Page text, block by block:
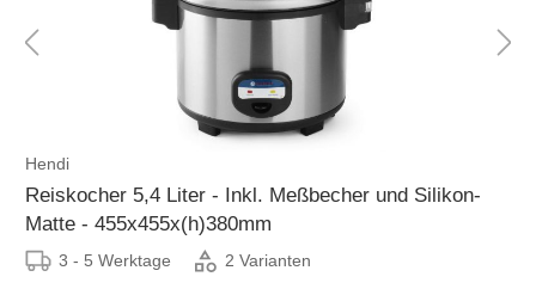
Hendi
Reiskocher 5,4 Liter - Inkl. Meßbecher und Silikon-
Matte - 455x455x(h)380mm
3 - 5 Werktage 2 Varianten